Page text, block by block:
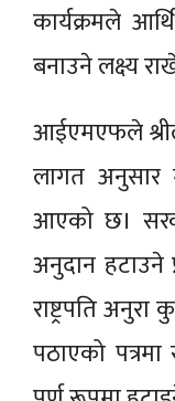
कार्यक्रमले
बनाउने लक्ष्य
आईएमएफले
लागत अनुसार
आएको छ।
अनुदान हटाउने
राष्ट्रपति
पठाएको